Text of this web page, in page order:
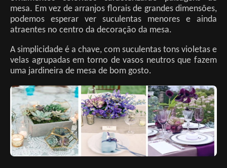
mesa. Em vez de arranjos florais de grandes dimensões,
podemos esperar ver suculentas menores e ainda
atraentes no centro da decoração da mesa.
A simplicidade é a chave, com suculentas tons violetas e
velas agrupadas em torno de vasos neutros que fazem
uma jardineira de mesa de bom gosto.